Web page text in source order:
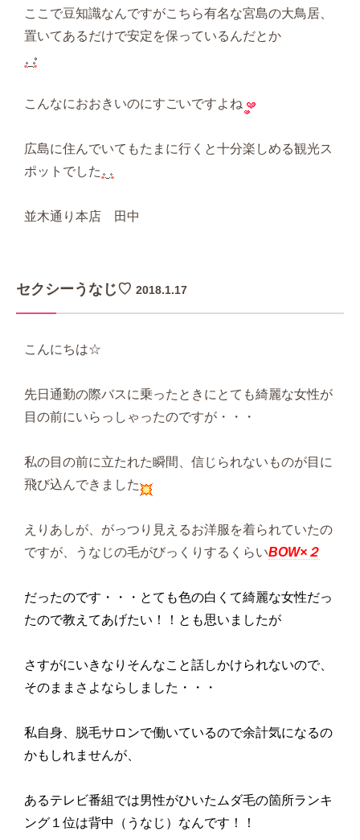
ここで豆知識なんですがこちら有名な宮島の大鳥居、
置いてあるだけで安定を保っているんだとか
こんなにおおきいのにすごいですよね
広島に住んでいてもたまに行くと十分楽しめる観光ス
ポットでした
並木通り本店 田中
セクシーうなじ♡ 2018.1.17
こんにちは☆
先日通勤の際バスに乗ったときにとても綺麗な女性が
目の前にいらっしゃったのですが・・・
私の目の前に立たれた瞬間、信じられないものが目に
飛び込んできました
えりあしが、がっつり見えるお洋服を着られていたの
ですが、うなじの毛がびっくりするくらいBOW×２
だったのです・・・とても色の白くて綺麗な女性だっ
たので教えてあげたい！！とも思いましたが
さすがにいきなりそんなこと話しかけられないので、
そのままさよならしました・・・
私自身、脱毛サロンで働いているので余計気になるの
かもしれませんが、
あるテレビ番組では男性がひいたムダ毛の箇所ランキ
ング１位は背中（うなじ）なんです！！